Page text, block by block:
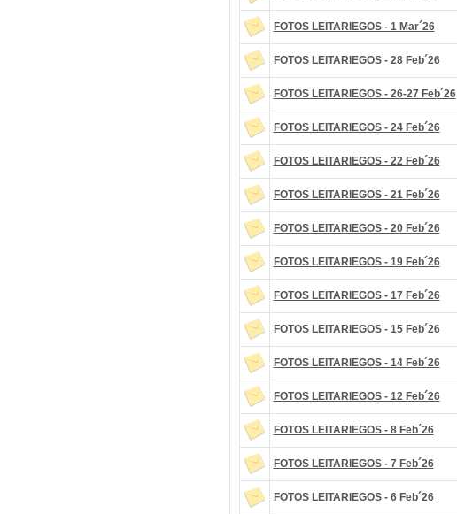
FOTOS LEITARIEGOS - 1 Mar´26
FOTOS LEITARIEGOS - 28 Feb´26
FOTOS LEITARIEGOS - 26-27 Feb´26
FOTOS LEITARIEGOS - 24 Feb´26
FOTOS LEITARIEGOS - 22 Feb´26
FOTOS LEITARIEGOS - 21 Feb´26
FOTOS LEITARIEGOS - 20 Feb´26
FOTOS LEITARIEGOS - 19 Feb´26
FOTOS LEITARIEGOS - 17 Feb´26
FOTOS LEITARIEGOS - 15 Feb´26
FOTOS LEITARIEGOS - 14 Feb´26
FOTOS LEITARIEGOS - 12 Feb´26
FOTOS LEITARIEGOS - 8 Feb´26
FOTOS LEITARIEGOS - 7 Feb´26
FOTOS LEITARIEGOS - 6 Feb´26